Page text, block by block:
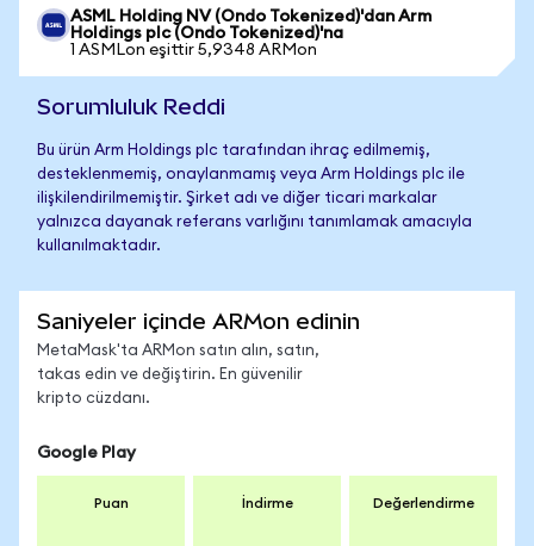
ASML Holding NV (Ondo Tokenized)'dan Arm
Holdings plc (Ondo Tokenized)'na
1 ASMLon eşittir 5,9348 ARMon
Sorumluluk Reddi
Bu ürün Arm Holdings plc tarafından ihraç edilmemiş,
desteklenmemiş, onaylanmamış veya Arm Holdings plc ile
ilişkilendirilmemiştir. Şirket adı ve diğer ticari markalar
yalnızca dayanak referans varlığını tanımlamak amacıyla
kullanılmaktadır.
Saniyeler içinde ARMon edinin
MetaMask'ta ARMon satın alın, satın,
takas edin ve değiştirin. En güvenilir
kripto cüzdanı.
Google Play
Puan İndirme Değerlendirme